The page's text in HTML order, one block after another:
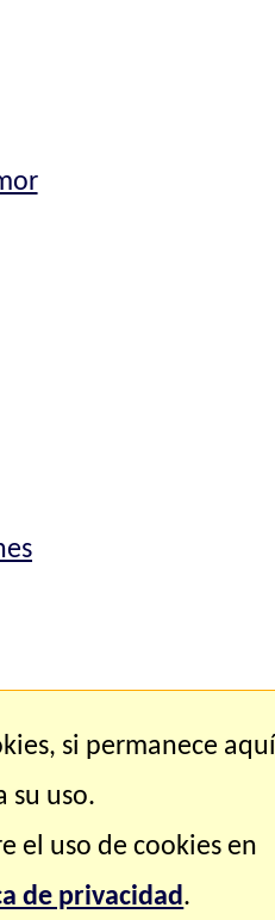
si permanece aquí
su uso.
el uso de cookies en
de privacidad.